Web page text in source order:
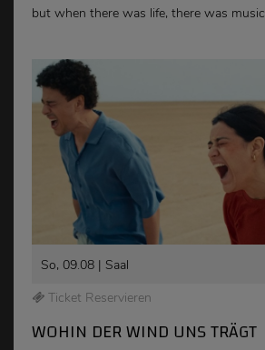
but when there was life, there was music
So, 09.08 | Saal
Ticket Reservieren
WOHIN DER WIND UNS TRÄGT